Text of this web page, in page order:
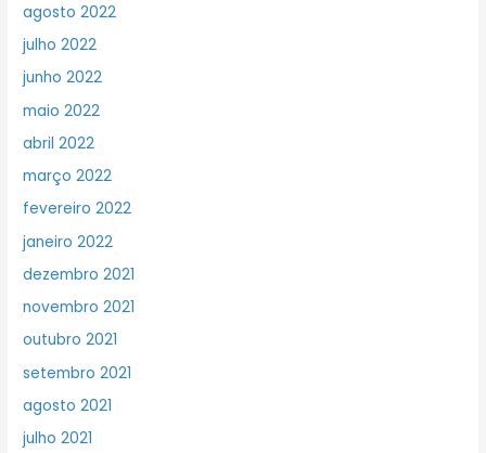
agosto 2022
julho 2022
junho 2022
maio 2022
abril 2022
março 2022
fevereiro 2022
janeiro 2022
dezembro 2021
novembro 2021
outubro 2021
setembro 2021
agosto 2021
julho 2021